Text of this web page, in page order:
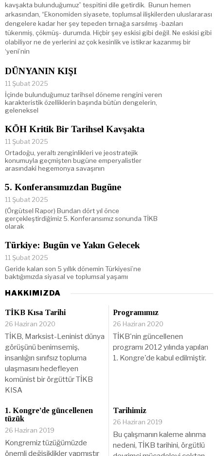
kavşakta bulunduğumuz” tespitini dile getirdik. Bunun hemen
arkasından, “Ekonomiden siyasete, toplumsal ilişkilerden uluslararası
dengelere kadar her şey tepeden tırnağa sarsılmış -bazıları
tükenmiş, çökmüş- durumda. Hiçbir şey eskisi gibi değil. Ne eskisi gibi
olabiliyor ne de yerlerini az çok kesinlik ve istikrar kazanmış bir
‘yeni’nin
DÜNYANIN KIŞI
11 Şubat 2025
İçinde bulunduğumuz tarihsel döneme rengini veren
karakteristik özelliklerin başında bütün dengelerin,
geleneksel
KÖH Kritik Bir Tarihsel Kavşakta
11 Şubat 2025
Ortadoğu, yeraltı zenginlikleri ve jeostratejik
konumuyla geçmişten bugüne emperyalistler
arasındaki hegemonya savaşının
5. Konferansımızdan Bugüne
11 Şubat 2025
(Örgütsel Rapor) Bundan dört yıl önce
gerçekleştirdiğimiz 5. Konferansımız sonunda TİKB
olarak
Türkiye: Bugün ve Yakın Gelecek
11 Şubat 2025
Geride kalan son 5 yıllık dönemin Türkiyesi’ne
baktığımızda siyasal ve toplumsal yaşamı
HAKKIMIZDA
TİKB Kısa Tarihi
26 Haziran 2020
TİKB, Marksist-Leninist dünya
görüşünü benimsemiş,
insanlığın sınıfsız topluma
ulaşmasını hedefleyen
komünist bir örgüttür TİKB
KISA
Programımız
26 Haziran 2020
TİKB'nin güncellenen
programı 2012 yılında yapılan
1. Kongre'de kabul edilmiştir.
1. Kongre’de güncellenen
tüzük
26 Haziran 2019
Kongremiz tüzüğümüzde
önemli değişiklikler yapmıştır
Tarihimiz
26 Haziran 2019
Bu çalışmanın kaleme alınma
nedeni, TİKB tarihini, örgütlü